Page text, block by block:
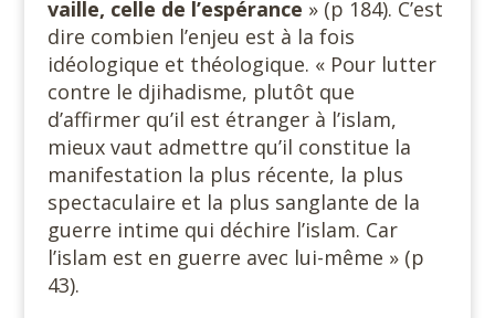
vaille, celle de l’espérance » (p 184). C’est
dire combien l’enjeu est à la fois
idéologique et théologique. « Pour lutter
contre le djihadisme, plutôt que
d’affirmer qu’il est étranger à l’islam,
mieux vaut admettre qu’il constitue la
manifestation la plus récente, la plus
spectaculaire et la plus sanglante de la
guerre intime qui déchire l’islam. Car
l’islam est en guerre avec lui-même » (p
43).